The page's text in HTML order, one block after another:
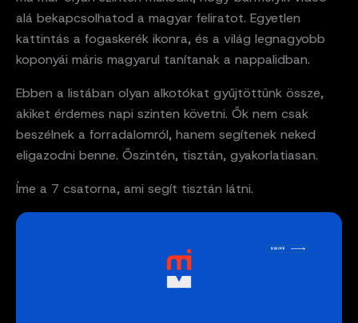
alá bekapcsolhatod a magyar feliratot. Egyetlen
kattintás a fogaskerék ikonra, és a világ legnagyobb
koponyái máris magyarul tanítanak a nappalidban.
Ebben a listában olyan alkotókat gyűjtöttünk össze,
akiket érdemes napi szinten követni. Ők nem csak
beszélnek a forradalomról, hanem segítenek neked
eligazodni benne. Őszintén, tisztán, gyakorlatiasan.
Íme a 7 csatorna, ami segít tisztán látni.